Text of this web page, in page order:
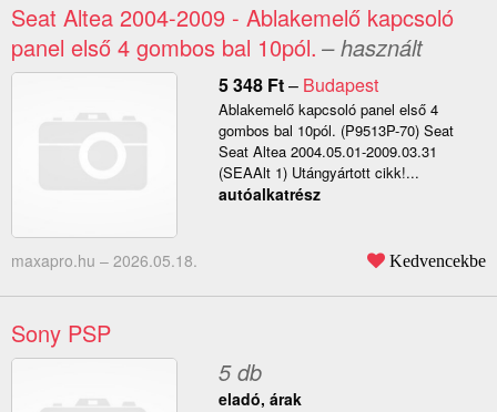
Seat Altea 2004-2009 - Ablakemelő kapcsoló
panel első 4 gombos bal 10pól. – használt
5 348 Ft– Budapest
Ablakemelő kapcsoló panel első 4
gombos bal 10pól. (P9513P-70) Seat
Seat Altea 2004.05.01-2009.03.31
(SEAAlt 1) Utángyártott cikk!...
autóalkatrész
maxapro.hu – 2026.05.18. Kedvencekbe
Sony PSP
5 db
eladó, árak